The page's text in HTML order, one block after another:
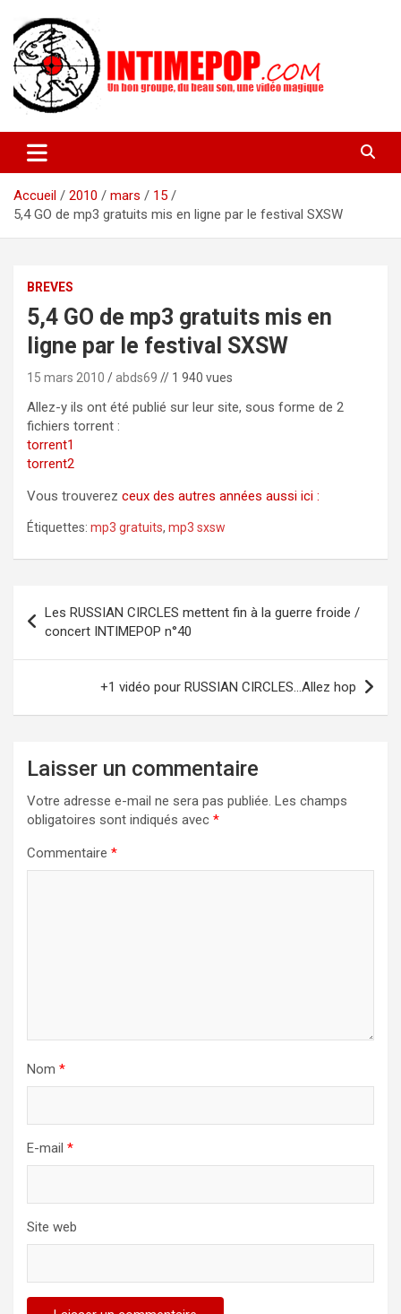
contenu
intimepop.com
actuelles pop rock, post-rock, indé sur Lyon. rock pop concert
lyon
Accueil
2010 mars
15
5,4 GO de mp3 gratuits mis en ligne par le festival SXSW
BREVES
5,4 GO de mp3 gratuits mis en
ligne par le festival SXSW
15 mars 2010 abds69 // 1 940 vues
Allez-y ils ont été publié sur leur site, sous forme de 2
fichiers torrent :
torrent1
torrent2
Vous trouverez ceux des autres années aussi ici :
Étiquettes: mp3 gratuits, mp3 sxsw
de
l’article
Les RUSSIAN CIRCLES mettent fin à la guerre froide /
concert INTIMEPOP n°40
+1 vidéo pour RUSSIAN CIRCLES…Allez hop
Laisser un commentaire
Votre adresse e-mail ne sera pas publiée. Les champs
obligatoires sont indiqués avec *
Commentaire *
Nom *
E-mail *
Site web